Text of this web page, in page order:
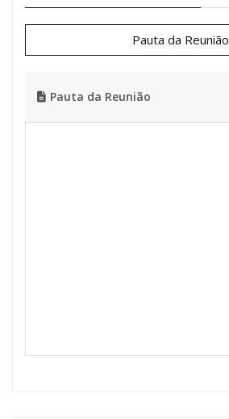
Pauta da Reunião
Pauta da Reunião